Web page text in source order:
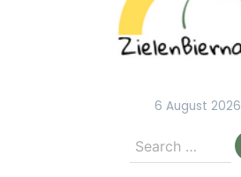
6 August 2026
Search
for: